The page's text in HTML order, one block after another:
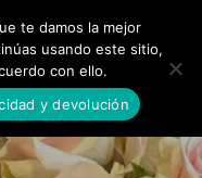
0 0
te damos la mejor
usando este sitio,
con ello.
y devolución